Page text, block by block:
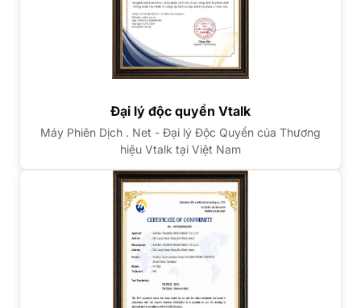
Đại lý độc quyền Vtalk
Máy Phiên Dịch . Net - Đại lý Độc Quyền của Thương
hiệu Vtalk tại Việt Nam